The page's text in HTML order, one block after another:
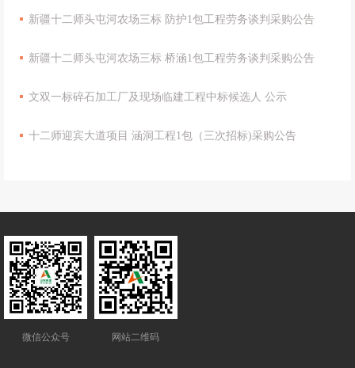
新疆十二师头屯河农场三标 防护1包工程劳务谈判采购公告
新疆十二师头屯河农场三标 桥涵1包工程劳务谈判采购公告
文双一标碎石加工厂及现场临建工程中标候选人 公示
十二师迎宾大道项目 涵洞工程1包（三次招标)采购公告
微信公众号 网站二维码